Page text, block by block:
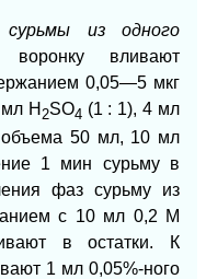
из одного
воронку вливают
0,05—5 мкг
H 2SO4 (1 : 1), 4 мл
объема 50 мл, 10 мл
1 мин сурьму в
фаз сурьму из
с 10 мл 0,2 М
в остатки. К
1 мл 0,05%-ного